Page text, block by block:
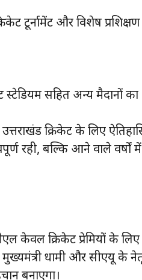
टूर्नामेंट और विशेष प्रशिक्षण
स्टेडियम सहित अन्य मैदानों
उत्तराखंड क्रिकेट के लिए
रही, बल्कि आने वाले वर्षों
केवल क्रिकेट प्रेमियों के लिए
धामी और सीएयू के नेतृत्व
बनाएगा।